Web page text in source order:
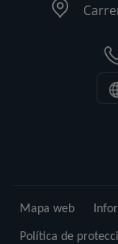
Mapa web
Política de